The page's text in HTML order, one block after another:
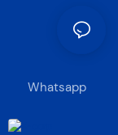
Whatsapp